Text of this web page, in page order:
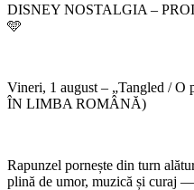
DISNEY NOSTALGIA –
🩵
Vineri, 1 august – „Tangled /
ÎN LIMBA ROMÂNĂ)
Rapunzel pornește din turn
plină de umor, muzică și curaj